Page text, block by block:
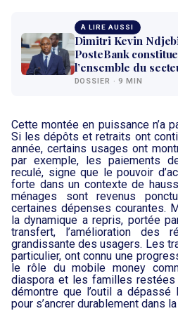
À LIRE AUSSI
Dimitri Kevin
PosteBank
l’ensemble du
DOSSIER · 9 MIN
Cette montée en puissance n’a
Si les dépôts et retraits ont
année, certains usages ont
par exemple, les paiements
reculé, signe que le pouvoir
forte dans un contexte de
ménages sont revenus
certaines dépenses courantes.
la dynamique a repris, portée
transfert, l’amélioration des
grandissante des usagers. Les
particulier, ont connu une
le rôle du mobile money
diaspora et les familles restées
démontre que l’outil a
pour s’ancrer durablement dans